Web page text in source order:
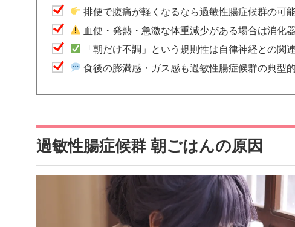
排便で腹痛が軽くなるなら過敏性腸症候群の可
血便・発熱・急激な体重減少がある場合は消化
「朝だけ不調」という規則性は自律神経との関
食後の膨満感・ガス感も過敏性腸症候群の典型
過敏性腸症候群 朝ごはんの原因